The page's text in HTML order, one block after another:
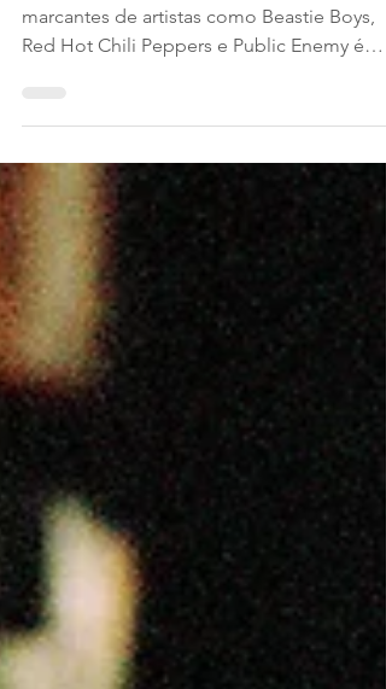
O produtor musical que moldou sons
considerado um guru...